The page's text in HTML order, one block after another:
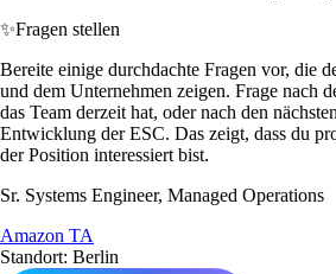
✨Fragen stellen
Bereite einige durchdachte Fragen vor, die
und dem Unternehmen zeigen. Frage nach
das Team derzeit hat, oder nach den
Entwicklung der ESC. Das zeigt, dass du
der Position interessiert bist.
Sr. Systems Engineer, Managed Operations
Amazon TA
Standort: Berlin